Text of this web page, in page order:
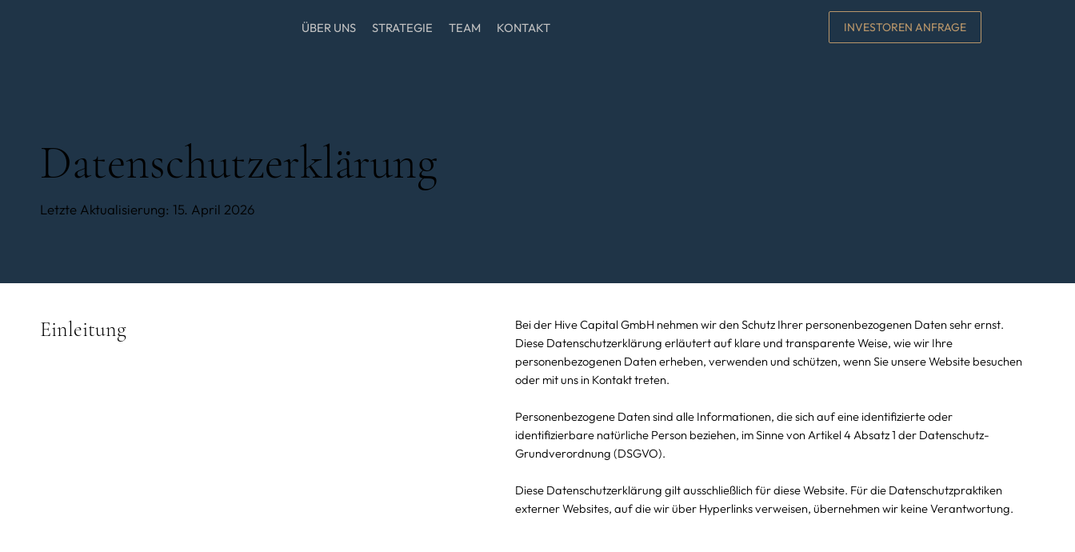
INVESTOREN ANFRAGE
ÜBER UNS STRATEGIE TEAM KONTAKT
Datenschutzerklärung
Letzte Aktualisierung: 15. April 2026
Einleitung
Bei der Hive Capital GmbH nehmen wir den Schutz Ihrer personenbezogenen Daten sehr ernst.
Diese Datenschutzerklärung erläutert auf klare und transparente Weise, wie wir Ihre
personenbezogenen Daten erheben, verwenden und schützen, wenn Sie unsere Website besuchen
oder mit uns in Kontakt treten.
Personenbezogene Daten sind alle Informationen, die sich auf eine identifizierte oder
identifizierbare natürliche Person beziehen, im Sinne von Artikel 4 Absatz 1 der Datenschutz-
Grundverordnung (DSGVO).
Diese Datenschutzerklärung gilt ausschließlich für diese Website. Für die Datenschutzpraktiken
externer Websites, auf die wir über Hyperlinks verweisen, übernehmen wir keine Verantwortung.